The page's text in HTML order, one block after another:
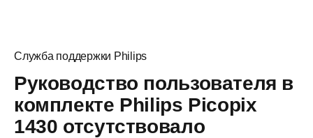
Служба поддержки Philips
Руководство пользователя в
комплекте Philips Picopix
1430 отсутствовало